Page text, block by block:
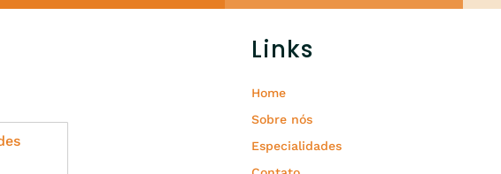
Links
Home
Sobre nós
Especialidades